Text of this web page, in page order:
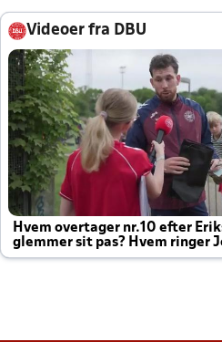
Videoer fra DBU
Hvem overtager nr.10 efter
glemmer sit pas? Hvem ringer
altid til efter kampe?